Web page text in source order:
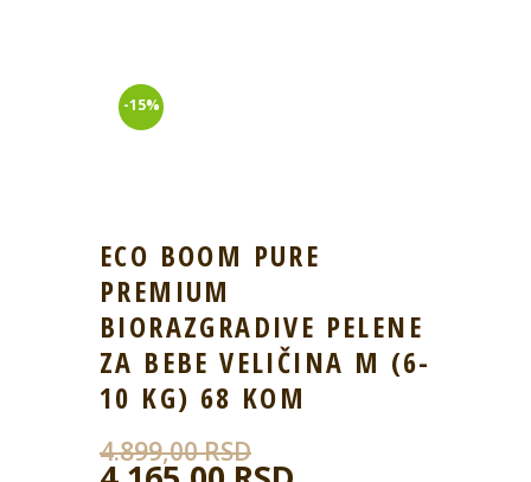
-15%
ECO BOOM PURE
PREMIUM
BIORAZGRADIVE PELENE
ZA BEBE VELIČINA M (6-
10 KG) 68 KOM
4.899,00RSD